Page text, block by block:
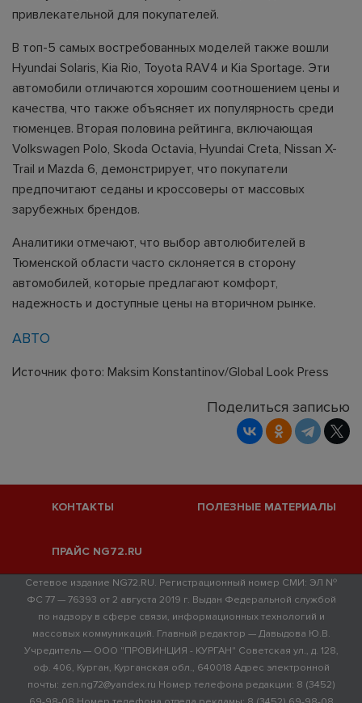
привлекательной для покупателей.
В топ-5 самых востребованных моделей также вошли
Hyundai Solaris, Kia Rio, Toyota RAV4 и Kia Sportage. Эти
автомобили отличаются хорошим соотношением цены и
качества, что также объясняет их популярность среди
тюменцев. Вторая половина рейтинга, включающая
Volkswagen Polo, Skoda Octavia, Hyundai Creta, Nissan X-
Trail и Mazda 6, демонстрирует, что покупатели
предпочитают седаны и кроссоверы от массовых
зарубежных брендов.
Аналитики отмечают, что выбор автолюбителей в
Тюменской области часто склоняется в сторону
автомобилей, которые предлагают комфорт,
надежность и доступные цены на вторичном рынке.
АВТО
Источник фото: Maksim Konstantinov/Global Look Press
Поделиться записью
КОНТАКТЫ ПОЛЕЗНЫЕ МАТЕРИАЛЫ
ПРАЙС NG72.RU
Сетевое издание NG72.RU. Регистрационный номер СМИ: ЭЛ №
ФС 77 — 76393 от 2 августа 2019 г. Выдан Федеральной службой
по надзору в сфере связи, информационных технологий и
массовых коммуникаций. Главный редактор — Давыдова Ю.В.
Учредитель — ООО "ПРОВИНЦИЯ - КУРГАН" Советская ул., д. 128,
оф. 406, Курган, Курганская обл., 640018 Адрес электронной
почты: zen.ng72@yandex.ru Номер телефона редакции: 8 (3452)